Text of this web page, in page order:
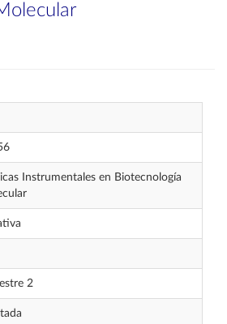
Instrumentales en Biotecnología
2